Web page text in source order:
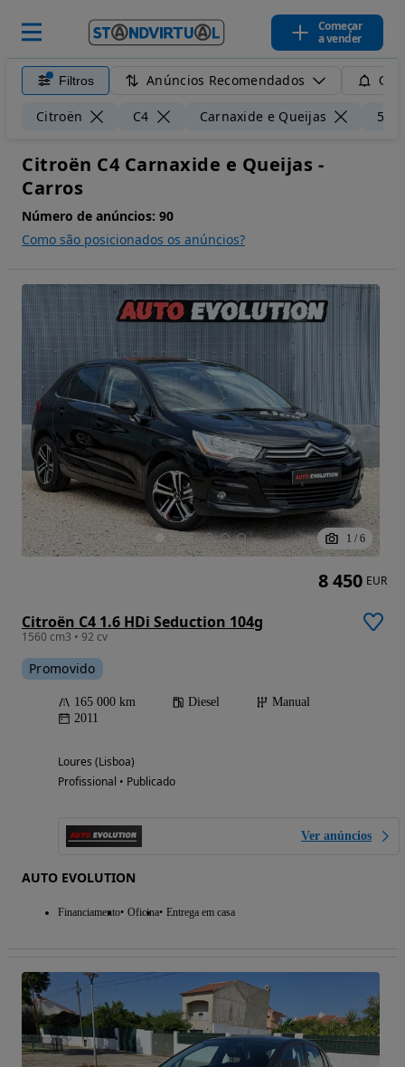
Começar
a vender
Filtros Anúncios Recomendados
Citroën C4 Carnaxide e Queijas 50
Citroën C4 Carnaxide e Queijas -
Carros
Número de anúncios: 90
Como são posicionados os anúncios?
1 / 6
Citroën C4 1.6 HDi Seduction 104g
1560 cm3 • 92 cv
Promovido
165 000 km Diesel
Manual
2011
Loures (Lisboa)
Profissional • Publicado
Ver anúncios
AUTO EVOLUTION
Financiamento Oficina Entrega em casa
8 450 EUR